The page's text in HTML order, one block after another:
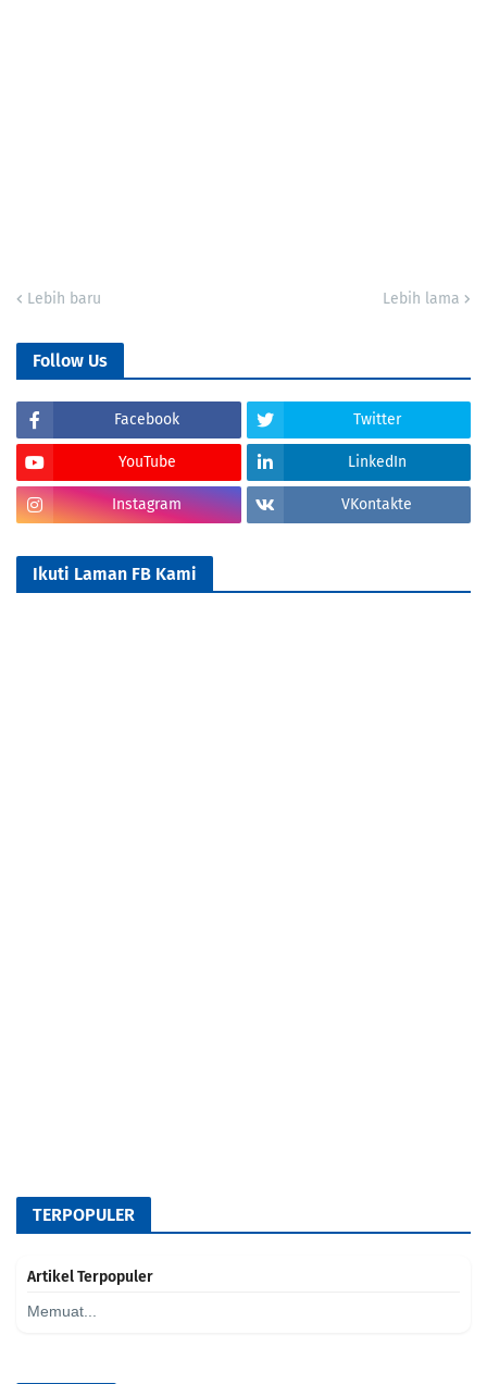
Lebih baru Lebih lama
Follow Us
Facebook Twitter
YouTube LinkedIn
Instagram VKontakte
Ikuti Laman FB Kami
TERPOPULER
Artikel Terpopuler
Memuat...